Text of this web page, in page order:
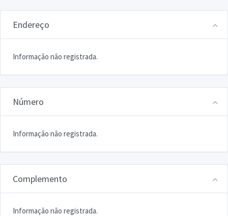
Endereço
Informação não registrada.
Número
Informação não registrada.
Complemento
Informação não registrada.